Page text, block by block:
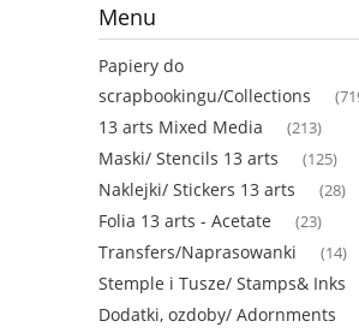
Menu
Papiery do
scrapbookingu/Collections
13 arts Mixed Media (213)
Maski/ Stencils 13 arts (125)
Naklejki/ Stickers 13 arts (28)
Folia 13 arts - Acetate (23)
Transfers/Naprasowanki (14)
Stemple i Tusze/ Stamps& Inks
Dodatki, ozdoby/ Adornments